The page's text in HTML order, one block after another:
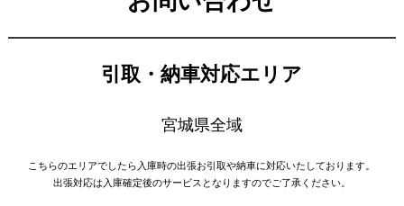
引取・納車対応エリア
宮城県全域
こちらのエリアでしたら入庫時の出張お引取や納車に対応いたしております。
出張対応は入庫確定後のサービスとなりますのでご了承ください。